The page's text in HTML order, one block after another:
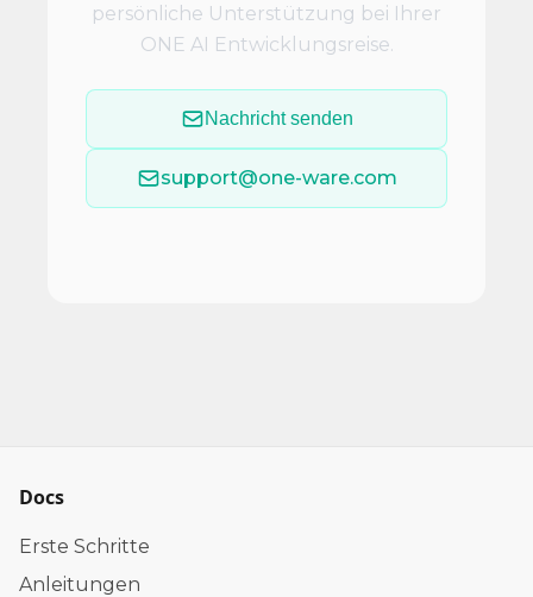
persönliche Unterstützung bei Ihrer
ONE AI Entwicklungsreise.
Nachricht senden
support@one-ware.com
Docs
Erste Schritte
Anleitungen